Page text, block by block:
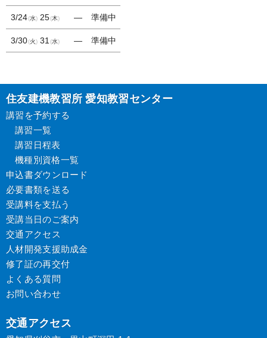
3/24 水 25 木 ― 準備中
3/30 火 31 水 ― 準備中
住友建機教習所 愛知教習センター
講習を予約する
講習一覧
講習日程表
機種別資格一覧
申込書ダウンロード
必要書類を送る
受講料を支払う
受講当日のご案内
交通アクセス
人材開発支援助成金
修了証の再交付
よくある質問
お問い合わせ
交通アクセス